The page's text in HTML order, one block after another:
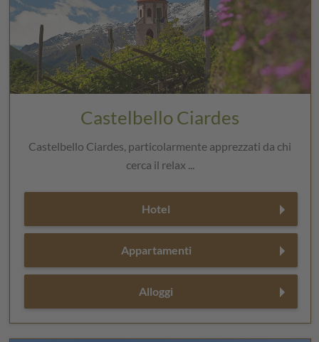
Castelbello Ciardes
Castelbello Ciardes, particolarmente apprezzati da chi
cerca il relax ...
Hotel
Appartamenti
Alloggi